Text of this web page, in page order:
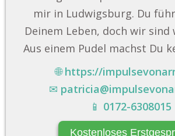
mir in Ludwigsburg. Du
Deinem Leben, doch wir sind
Aus einem Pudel machst Du
🌐https://
✉
📱 0172-6308015
Kostenloses